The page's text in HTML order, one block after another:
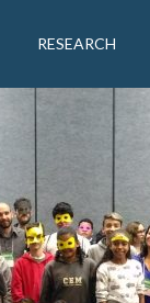
RESEARCH